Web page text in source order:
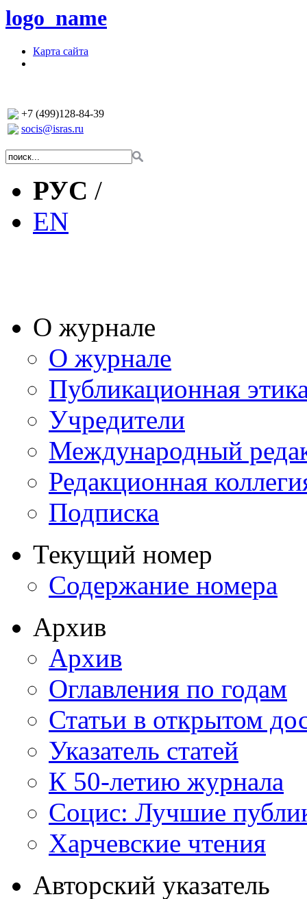
logo_name
Карта сайта
+7 (499)128-84-39
socis@isras.ru
РУС /
EN
О журнале
О журнале
Публикационная
Учредители
Международный
Редакционная
Подписка
Текущий номер
Содержание номера
Архив
Архив
Оглавления по годам
Статьи в открытом
Указатель статей
К 50-летию журнала
Социс: Лучшие
Харчевские чтения
Авторский указатель